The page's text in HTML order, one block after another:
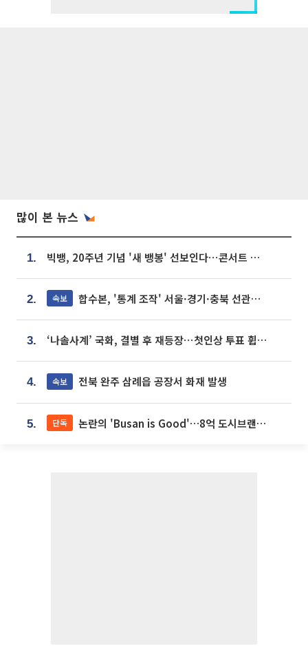
많이 본 뉴스
1. 빅뱅, 20주년 기념 '새 뱅봉' 선보인다⋯콘서트 앞두고 팝업 개최
2. 속보 합수본, '통계 조작' 서울·경기·충북 선관위 등 추가 압수수색
3. ‘나솔사계’ 국화, 결별 후 재등장⋯첫인상 투표 휩쓸고 ‘인기녀’ 등극
4. 속보 전북 완주 삼례읍 공장서 화재 발생
5. 단독 논란의 'Busan is Good'…8억 도시브랜드, 용산 대통령실 CI 업체가 수행